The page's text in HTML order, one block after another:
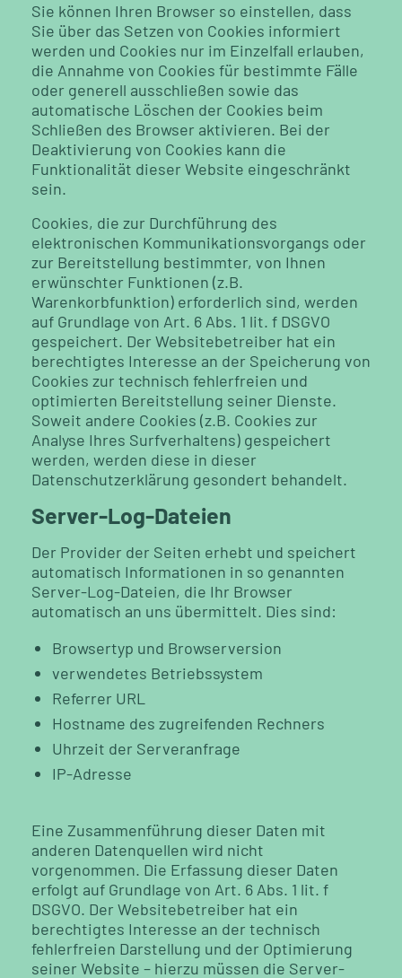
Sie können Ihren Browser so einstellen, dass
Sie über das Setzen von Cookies informiert
werden und Cookies nur im Einzelfall erlauben,
die Annahme von Cookies für bestimmte Fälle
oder generell ausschließen sowie das
automatische Löschen der Cookies beim
Schließen des Browser aktivieren. Bei der
Deaktivierung von Cookies kann die
Funktionalität dieser Website eingeschränkt
sein.
Cookies, die zur Durchführung des
elektronischen Kommunikationsvorgangs oder
zur Bereitstellung bestimmter, von Ihnen
erwünschter Funktionen (z.B.
Warenkorbfunktion) erforderlich sind, werden
auf Grundlage von Art. 6 Abs. 1 lit. f DSGVO
gespeichert. Der Websitebetreiber hat ein
berechtigtes Interesse an der Speicherung von
Cookies zur technisch fehlerfreien und
optimierten Bereitstellung seiner Dienste.
Soweit andere Cookies (z.B. Cookies zur
Analyse Ihres Surfverhaltens) gespeichert
werden, werden diese in dieser
Datenschutzerklärung gesondert behandelt.
Server-Log-Dateien
Der Provider der Seiten erhebt und speichert
automatisch Informationen in so genannten
Server-Log-Dateien, die Ihr Browser
automatisch an uns übermittelt. Dies sind:
Browsertyp und Browserversion
verwendetes Betriebssystem
Referrer URL
Hostname des zugreifenden Rechners
Uhrzeit der Serveranfrage
IP-Adresse
Eine Zusammenführung dieser Daten mit
anderen Datenquellen wird nicht
vorgenommen. Die Erfassung dieser Daten
erfolgt auf Grundlage von Art. 6 Abs. 1 lit. f
DSGVO. Der Websitebetreiber hat ein
berechtigtes Interesse an der technisch
fehlerfreien Darstellung und der Optimierung
seiner Website – hierzu müssen die Server-